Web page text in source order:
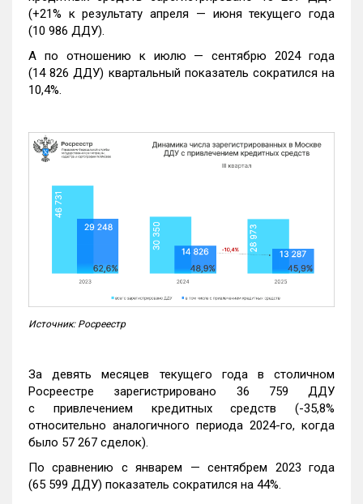
(+21% к результату апреля — июня текущего года
(10 986 ДДУ).
А по отношению к июлю — сентябрю 2024 года
(14 826 ДДУ) квартальный показатель сократился на
10,4%.
Источник: Росреестр
За девять месяцев текущего года в столичном
Росреестре зарегистрировано 36 759 ДДУ
с привлечением кредитных средств (-35,8%
относительно аналогичного периода 2024-го, когда
было 57 267 сделок).
По сравнению с январем — сентябрем 2023 года
(65 599 ДДУ) показатель сократился на 44%.